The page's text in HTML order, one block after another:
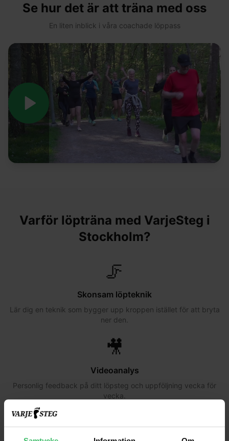
Se hur det är att träna med oss
En liten inblick i våra coachade löppass
Varför löpträna med VarjeSteg i
Stockholm?
🦵
Skonsam löpteknik
Lär dig en teknik som bygger upp kroppen istället för att bryta
ner den.
🎥
Videoanalys
Personlig feedback på ditt löpsteg och uppföljning vecka för
vecka.
👥